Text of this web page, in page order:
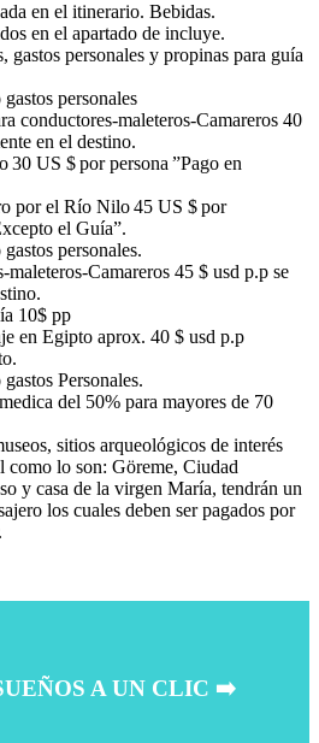
en el itinerario. Bebidas.
en el apartado de incluye.
gastos personales y propinas para guía
personales
conductores-maleteros-Camareros 40
en el destino.
30 US $ por persona ”Pago en
por el Río Nilo 45 US $ por
el Guía”.
personales.
maleteros-Camareros 45 $ usd p.p se
10$ pp
en Egipto aprox. 40 $ usd p.p
Personales.
del 50% para mayores de 70
sitios arqueológicos de interés
lo son: Göreme, Ciudad
y casa de la virgen María, tendrán un
los cuales deben ser pagados por
A UN CLIC ➡️